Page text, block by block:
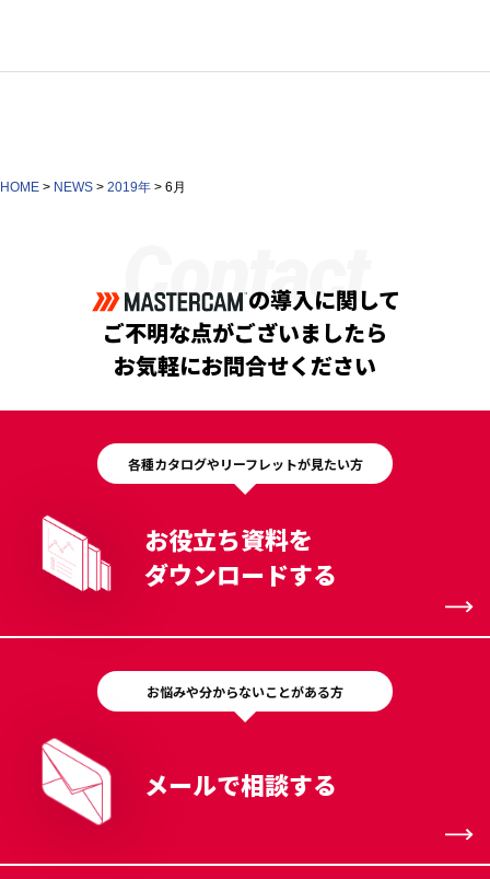
HOME > NEWS > 2019年 > 6月
Contact
の導入に関して
ご不明な点がございましたら
お気軽にお問合せください
各種カタログやリーフレットが見たい方
お役立ち資料を
ダウンロードする
お悩みや分からないことがある方
メールで相談する